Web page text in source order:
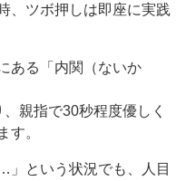
、ツボ押しは即座に実践
ある「内関（ないか
親指で30秒程度優しく
す。
」という状況でも、人目